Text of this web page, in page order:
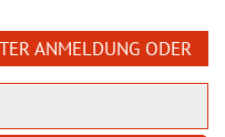
ANMELDUNG ODER